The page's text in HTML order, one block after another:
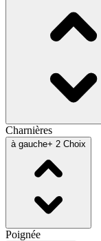
Charnières
à gauche+ 2 Choix
Poignée